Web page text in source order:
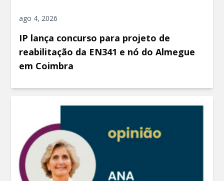
ago 4, 2026
IP lança concurso para projeto de
reabilitação da EN341 e nó do Almegue
em Coimbra